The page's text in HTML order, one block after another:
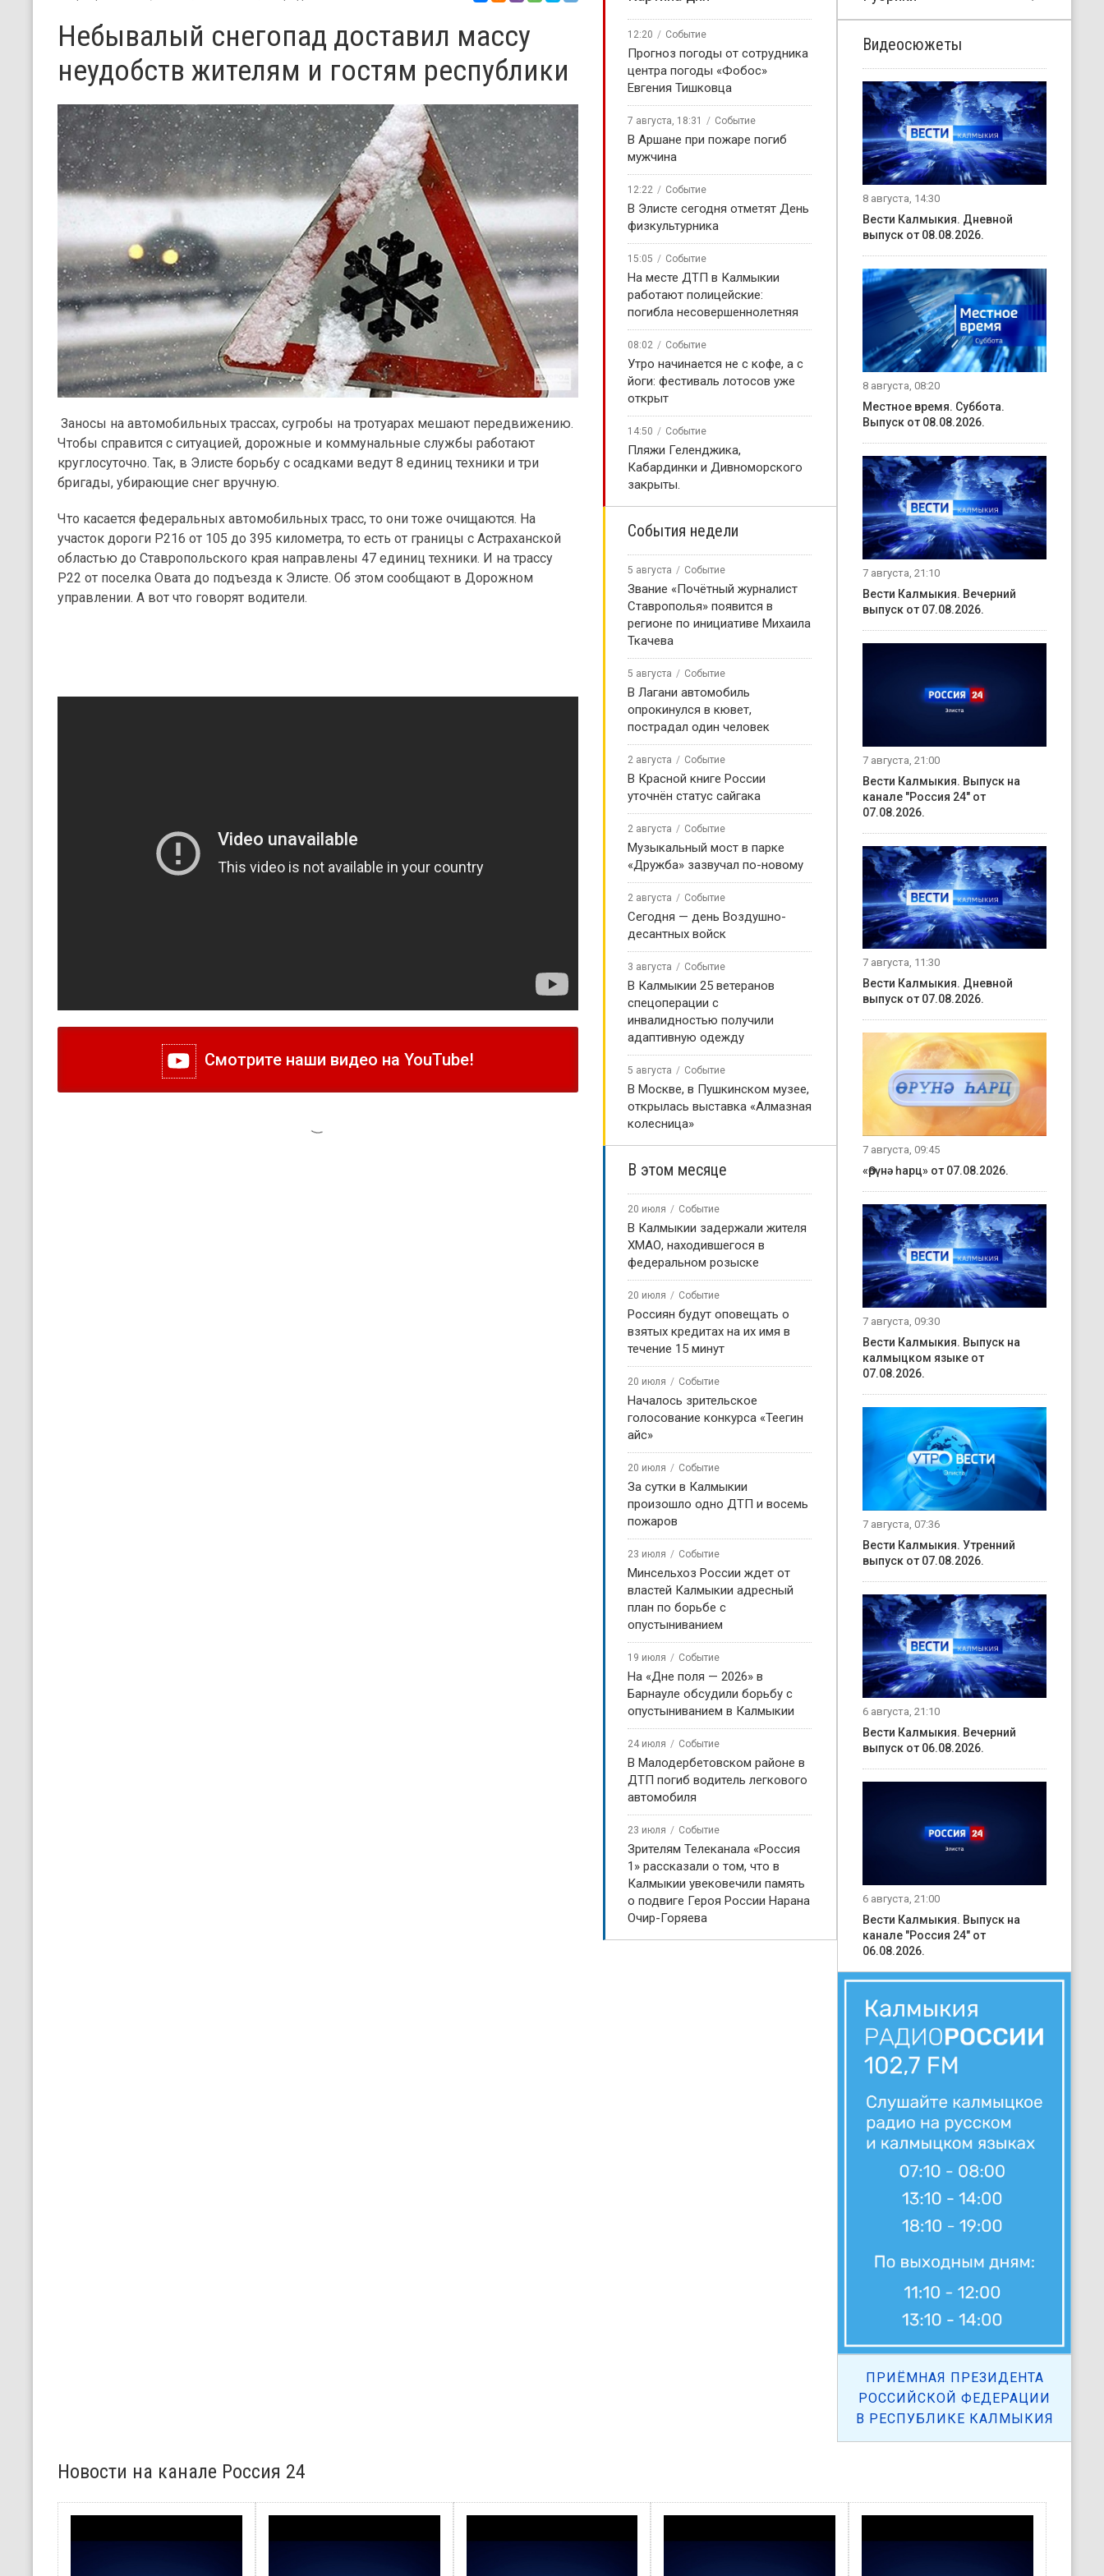
Небывалый снегопад доставил массу
неудобств жителям и гостям республики
Заносы на автомобильных трассах, сугробы на тротуарах мешают передвижению.
Чтобы справится с ситуацией, дорожные и коммунальные службы работают
круглосуточно. Так, в Элисте борьбу с осадками ведут 8 единиц техники и три
бригады, убирающие снег вручную.
Что касается федеральных автомобильных трасс, то они тоже очищаются. На
участок дороги Р216 от 105 до 395 километра, то есть от границы с Астраханской
областью до Ставропольского края направлены 47 единиц техники. И на трассу
Р22 от поселка Овата до подъезда к Элисте. Об этом сообщают в Дорожном
управлении. А вот что говорят водители.
Смотрите наши видео на YouTube!
12:20 Событие
Прогноз погоды от сотрудника
центра погоды «Фобос»
Евгения Тишковца
7 августа, 18:31 Событие
В Аршане при пожаре погиб
мужчина
12:22 Событие
В Элисте сегодня отметят День
физкультурника
15:05 Событие
На месте ДТП в Калмыкии
работают полицейские:
погибла несовершеннолетняя
08:02 Событие
Утро начинается не с кофе, а с
йоги: фестиваль лотосов уже
открыт
14:50 Событие
️Пляжи Геленджика,
Кабардинки и Дивноморского
закрыты.
События недели
5 августа Событие
Звание «Почётный журналист
Ставрополья» появится в
регионе по инициативе Михаила
Ткачева
5 августа Событие
В Лагани автомобиль
опрокинулся в кювет,
пострадал один человек
2 августа Событие
В Красной книге России
уточнён статус сайгака
2 августа Событие
Музыкальный мост в парке
«Дружба» зазвучал по-новому
2 августа Событие
Сегодня — день Воздушно-
десантных войск
3 августа Событие
В Калмыкии 25 ветеранов
спецоперации с
инвалидностью получили
адаптивную одежду
5 августа Событие
В Москве, в Пушкинском музее,
открылась выставка «Алмазная
колесница»
В этом месяце
20 июля Событие
В Калмыкии задержали жителя
ХМАО, находившегося в
федеральном розыске
20 июля Событие
Россиян будут оповещать о
взятых кредитах на их имя в
течение 15 минут
20 июля Событие
Началось зрительское
голосование конкурса «Теегин
айс»
20 июля Событие
За сутки в Калмыкии
произошло одно ДТП и восемь
пожаров
23 июля Событие
Минсельхоз России ждет от
властей Калмыкии адресный
план по борьбе с
опустыниванием
19 июля Событие
На «Дне поля — 2026» в
Барнауле обсудили борьбу с
опустыниванием в Калмыкии
24 июля Событие
В Малодербетовском районе в
ДТП погиб водитель легкового
автомобиля
23 июля Событие
Зрителям Телеканала «Россия
1» рассказали о том, что в
Калмыкии увековечили память
о подвиге Героя России Нарана
Очир-Горяева
Видеосюжеты
8 августа, 14:30
Вести Калмыкия. Дневной
выпуск от 08.08.2026.
8 августа, 08:20
Местное время. Суббота.
Выпуск от 08.08.2026.
7 августа, 21:10
Вести Калмыкия. Вечерний
выпуск от 07.08.2026.
7 августа, 21:00
Вести Калмыкия. Выпуск на
канале "Россия 24" от
07.08.2026.
7 августа, 11:30
Вести Калмыкия. Дневной
выпуск от 07.08.2026.
7 августа, 09:45
«Өрүнә һарц» от 07.08.2026.
7 августа, 09:30
Вести Калмыкия. Выпуск на
калмыцком языке от
07.08.2026.
7 августа, 07:36
Вести Калмыкия. Утренний
выпуск от 07.08.2026.
6 августа, 21:10
Вести Калмыкия. Вечерний
выпуск от 06.08.2026.
6 августа, 21:00
Вести Калмыкия. Выпуск на
канале "Россия 24" от
06.08.2026.
ПРИЁМНАЯ ПРЕЗИДЕНТА
РОССИЙСКОЙ ФЕДЕРАЦИИ
В РЕСПУБЛИКЕ КАЛМЫКИЯ
Новости на канале Россия 24